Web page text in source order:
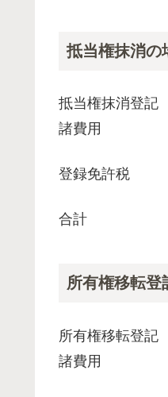
抵当権抹消の
抵当権抹消登
諸費用
登録免許税
合計
所有権移転登
所有権移転登
諸費用